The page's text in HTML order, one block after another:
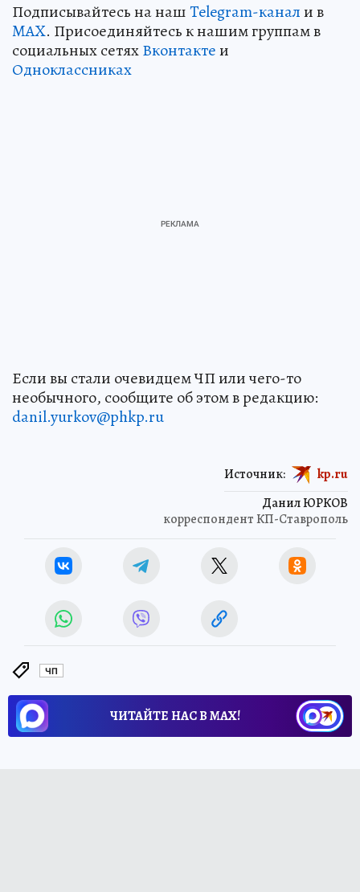
Подписывайтесь на нашTelegram-канали в
MAX. Присоединяйтесь к нашим группам в
социальных сетяхВконтактеи
Одноклассниках
Если вы стали очевидцем ЧП или чего-то
необычного, сообщите об этом в редакцию:
danil.yurkov@phkp.ru
Данил ЮРКОВ
корреспондент КП-Ставрополь
Источник: kp.ru
ЧП
ЧИТАЙТЕ НАС В МАХ!